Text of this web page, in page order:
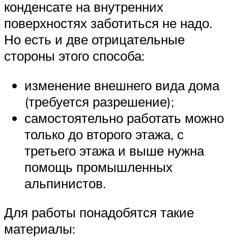
конденсате на внутренних
поверхностях заботиться не надо.
Но есть и две отрицательные
стороны этого способа:
изменение внешнего вида дома
(требуется разрешение);
самостоятельно работать можно
только до второго этажа, с
третьего этажа и выше нужна
помощь промышленных
альпинистов.
Для работы понадобятся такие
материалы: